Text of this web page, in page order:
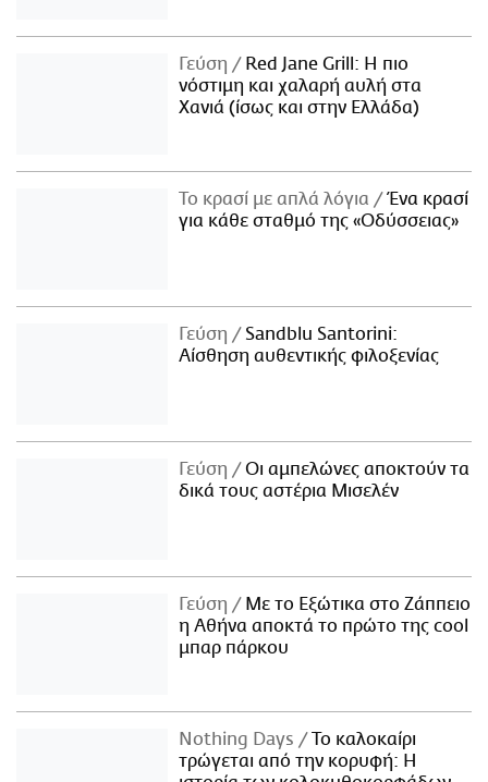
Γεύση
Red Jane Grill: Η πιο
νόστιμη και χαλαρή αυλή στα
Χανιά (ίσως και στην Ελλάδα)
Το κρασί με απλά λόγια
Ένα κρασί
για κάθε σταθμό της «Οδύσσειας»
Γεύση
Sandblu Santorini:
Αίσθηση αυθεντικής φιλοξενίας
Γεύση
Οι αμπελώνες αποκτούν τα
δικά τους αστέρια Μισελέν
Γεύση
Με το Εξώτικα στο Ζάππειο
η Αθήνα αποκτά το πρώτο της cool
μπαρ πάρκου
Nothing Days
Το καλοκαίρι
τρώγεται από την κορυφή: H